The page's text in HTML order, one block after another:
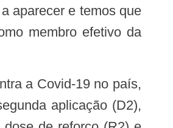
aparecer e temos que
membro efetivo da
a Covid-19 no país,
aplicação (D2),